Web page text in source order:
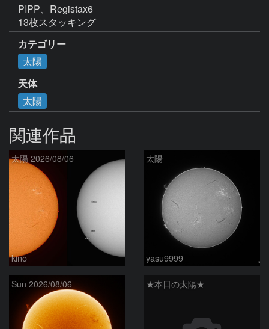
PIPP、Registax6
13枚スタッキング
カテゴリー
太陽
天体
太陽
関連作品
太陽 2026/08/06
kino
太陽
yasu9999
Sun 2026/08/06 ★本日の太陽★